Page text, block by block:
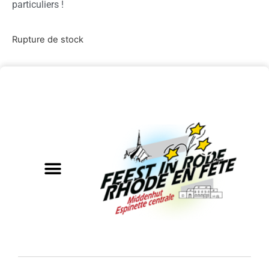
particuliers !
Rupture de stock